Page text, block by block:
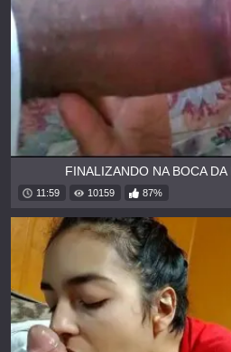
FINALIZANDO NA BOCA DA
11:59 10159 87%